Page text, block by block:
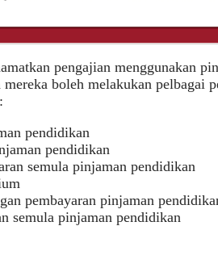
pengajian menggunakan
boleh melakukan pelbagai
pendidikan
pendidikan
semula pinjaman pendidikan
pembayaran pinjaman
semula pinjaman pendidikan